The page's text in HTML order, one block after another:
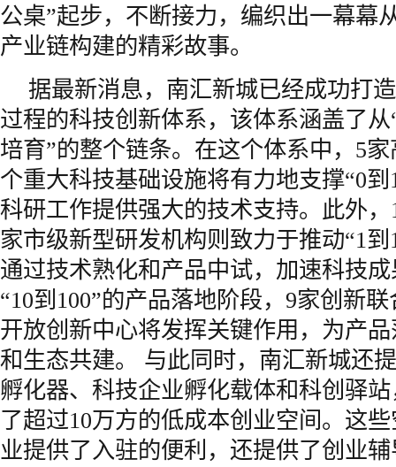
公桌”起步，不断接力，编织出一幕幕
产业链构建的精彩故事。
据最新消息，南汇新城已经成功打
过程的科技创新体系，该体系涵盖了从
培育”的整个链条。在这个体系中，5
个重大科技基础设施将有力地支撑“0
科研工作提供强大的技术支持。此外
家市级新型研发机构则致力于推动“1
通过技术熟化和产品中试，加速科技
“10到100”的产品落地阶段，9家创新
开放创新中心将发挥关键作用，为产
和生态共建。 与此同时，南汇新城还
孵化器、科技企业孵化载体和科创驿
了超过10万方的低成本创业空间。这
业提供了入驻的便利，还提供了创业